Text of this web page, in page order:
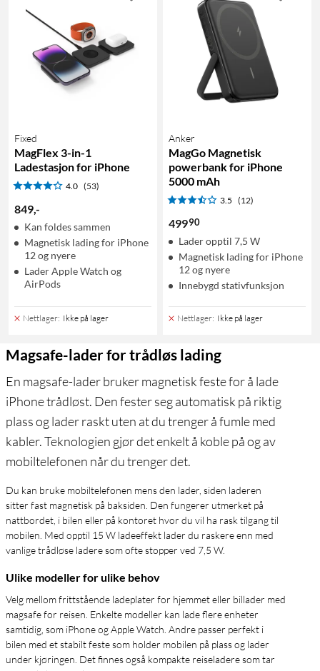
Fixed
MagFlex 3-in-1
Ladestasjon for iPhone
4.0 (53)
849,-
Kan foldes sammen
Magnetisk lading for iPhone
12 og nyere
Lader Apple Watch og
AirPods
Nettlager: Ikke på lager
Anker
MagGo Magnetisk
powerbank for iPhone
5000 mAh
3.5 (12)
49990
Lader opptil 7,5 W
Magnetisk lading for iPhone
12 og nyere
Innebygd stativfunksjon
Nettlager: Ikke på lager
Magsafe-lader for trådløs lading
En magsafe-lader bruker magnetisk feste for å lade
iPhone trådløst. Den fester seg automatisk på riktig
plass og lader raskt uten at du trenger å fumle med
kabler. Teknologien gjør det enkelt å koble på og av
mobiltelefonen når du trenger det.
Du kan bruke mobiltelefonen mens den lader, siden laderen
sitter fast magnetisk på baksiden. Den fungerer utmerket på
nattbordet, i bilen eller på kontoret hvor du vil ha rask tilgang til
mobilen. Med opptil 15 W ladeeffekt lader du raskere enn med
vanlige trådløse ladere som ofte stopper ved 7,5 W.
Ulike modeller for ulike behov
Velg mellom frittstående ladeplater for hjemmet eller billader med
magsafe for reisen. Enkelte modeller kan lade flere enheter
samtidig, som iPhone og Apple Watch. Andre passer perfekt i
bilen med et stabilt feste som holder mobilen på plass og lader
under kjøringen. Det finnes også kompakte reiseladere som tar